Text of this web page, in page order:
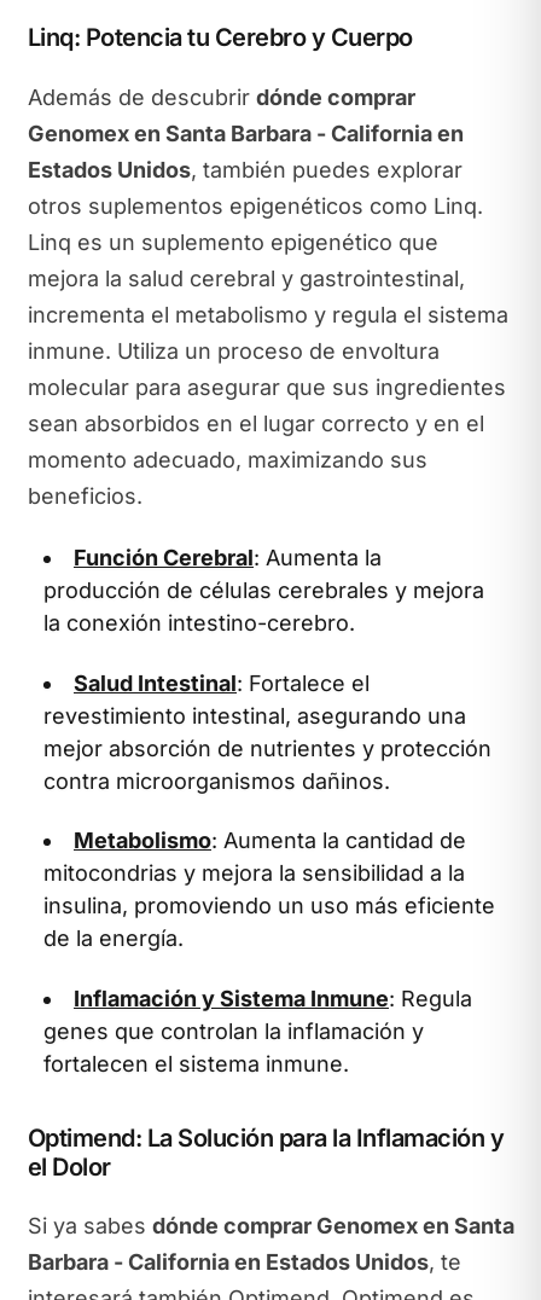
Linq: Potencia tu Cerebro y Cuerpo
Además de descubrir dónde comprar
Genomex en Santa Barbara - California en
Estados Unidos, también puedes explorar
otros suplementos epigenéticos como Linq.
Linq es un suplemento epigenético que
mejora la salud cerebral y gastrointestinal,
incrementa el metabolismo y regula el sistema
inmune. Utiliza un proceso de envoltura
molecular para asegurar que sus ingredientes
sean absorbidos en el lugar correcto y en el
momento adecuado, maximizando sus
beneficios.
Función Cerebral: Aumenta la
producción de células cerebrales y mejora
la conexión intestino-cerebro.
Salud Intestinal: Fortalece el
revestimiento intestinal, asegurando una
mejor absorción de nutrientes y protección
contra microorganismos dañinos.
Metabolismo: Aumenta la cantidad de
mitocondrias y mejora la sensibilidad a la
insulina, promoviendo un uso más eficiente
de la energía.
Inflamación y Sistema Inmune: Regula
genes que controlan la inflamación y
fortalecen el sistema inmune.
Optimend: La Solución para la Inflamación y
el Dolor
Si ya sabes dónde comprar Genomex en Santa
Barbara - California en Estados Unidos, te